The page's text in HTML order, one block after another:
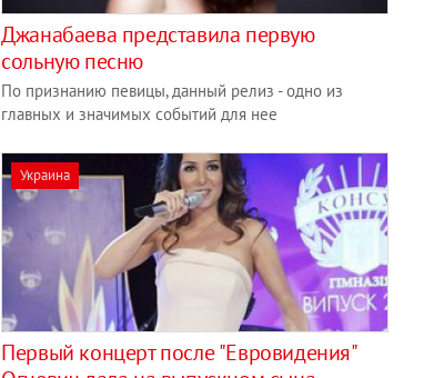
Джанабаева представила первую
сольную песню
По признанию певицы, данный релиз - одно из
главных и значимых событий для нее
Украина
Первый концерт после "Евровидения"